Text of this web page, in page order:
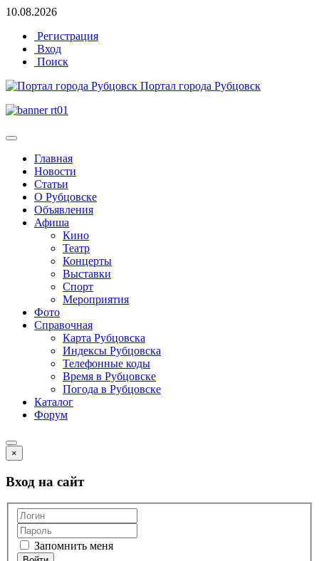
10.08.2026
Регистрация
Вход
Поиск
Портал города Рубцовск
Главная
Новости
Статьи
О Рубцовске
Объявления
Афиша
Кино
Театр
Концерты
Выставки
Спорт
Мероприятия
Фото
Справочная
Карта Рубцовска
Индексы Рубцовска
Телефонные коды
Время в Рубцовске
Погода в Рубцовске
Каталог
Форум
×
Вход на сайт
Запомнить меня